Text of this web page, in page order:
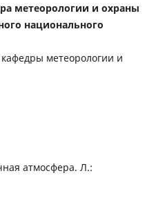
метеорологии и охраны
национального
кафедры метеорологии и
атмосфера. Л.: